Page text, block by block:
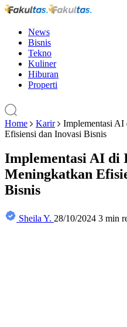
News
Bisnis
Tekno
Kuliner
Hiburan
Properti
Home Karir
Implementasi AI
Efisiensi dan Inovasi Bisnis
Implementasi AI di
Meningkatkan
Bisnis
Sheila Y. 28/10/2024 3 min